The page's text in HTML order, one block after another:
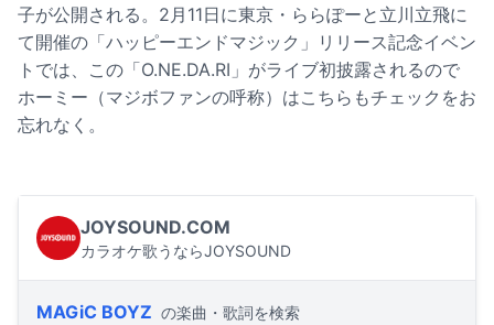
子が公開される。2月11日に東京・ららぽーと立川立飛に
て開催の「ハッピーエンドマジック」リリース記念イベン
トでは、この「O.NE.DA.RI」がライブ初披露されるので
ホーミー（マジボファンの呼称）はこちらもチェックをお
忘れなく。
JOYSOUND.COM
カラオケ歌うならJOYSOUND
MAGiC BOYZ の楽曲・歌詞を検索